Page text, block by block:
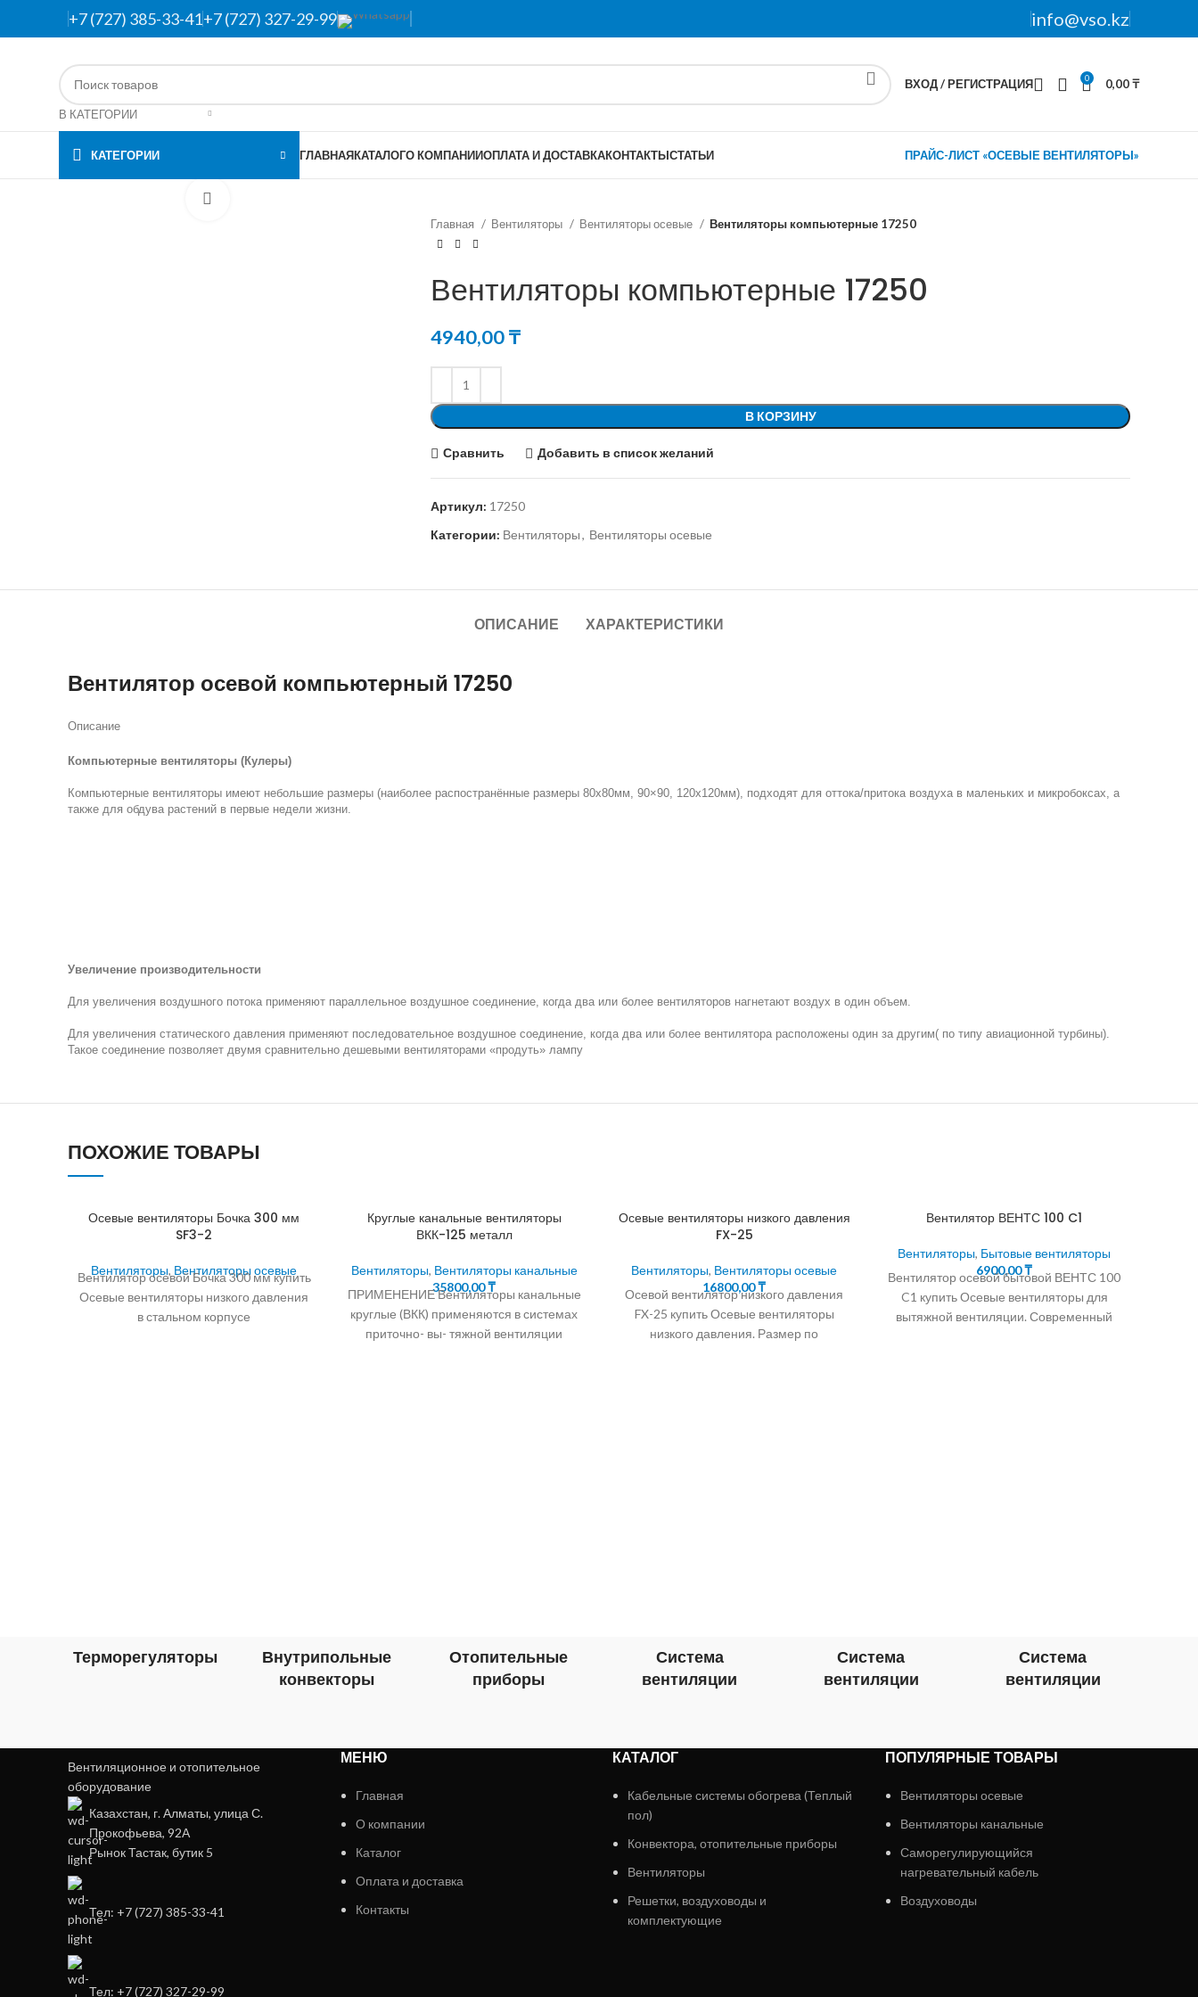
+7 (727) 385-33-41+7 (727) 327-29-99 info@vso.kz
В КАТЕГОРИИ
ВХОД / РЕГИСТРАЦИЯ 0 0,00₸
КАТЕГОРИИ ГЛАВНАЯКАТАЛОГО КОМПАНИИОПЛАТА И ДОСТАВКАКОНТАКТЫСТАТЬИ ПРАЙС-ЛИСТ «ОСЕВЫЕ ВЕНТИЛЯТОРЫ»
Главная
Вентиляторы Вентиляторы осевые Вентиляторы компьютерные 17250
Вентиляторы компьютерные 17250
4940,00₸
В КОРЗИНУ
Сравнить Добавить в список желаний
Артикул: 17250
Категории: Вентиляторы, Вентиляторы осевые
ОПИСАНИЕ ХАРАКТЕРИСТИКИ
Вентилятор осевой компьютерный 17250
Описание
Компьютерные вентиляторы (Кулеры)
Компьютерные вентиляторы имеют небольшие размеры (наиболее распостранённые размеры 80х80мм, 90×90, 120х120мм), подходят для оттока/притока воздуха в маленьких и микробоксах, а
также для обдува растений в первые недели жизни.
Увеличение производительности
Для увеличения воздушного потока применяют параллельное воздушное соединение, когда два или более вентиляторов нагнетают воздух в один объем.
Для увеличения статического давления применяют последовательное воздушное соединение, когда два или более вентилятора расположены один за другим( по типу авиационной турбины).
Такое соединение позволяет двумя сравнительно дешевыми вентиляторами «продуть» лампу
ПОХОЖИЕ ТОВАРЫ
Осевые вентиляторы Бочка 300 мм
SF3-2
Вентиляторы, Вентиляторы осевые
Вентилятор осевой Бочка 300 мм купить
Осевые вентиляторы низкого давления
в стальном корпусе
Круглые канальные вентиляторы
ВКК-125 металл
Вентиляторы, Вентиляторы канальные
35800,00₸
ПРИМЕНЕНИЕ Вентиляторы канальные
круглые (ВКК) применяются в системах
приточно- вы- тяжной вентиляции
Осевые вентиляторы низкого давления
FX-25
Вентиляторы, Вентиляторы осевые
16800,00₸
Осевой вентилятор низкого давления
FX-25 купить Осевые вентиляторы
низкого давления. Размер по
Вентилятор ВЕНТС 100 C1
Вентиляторы, Бытовые вентиляторы
6900,00₸
Вентилятор осевой бытовой ВЕНТС 100
C1 купить Осевые вентиляторы для
вытяжной вентиляции. Современный
Терморегуляторы
Внутрипольные
конвекторы
Отопительные
приборы
Система
вентиляции
Система
вентиляции
Система
вентиляции
Вентиляционное и отопительное
оборудование
Казахстан, г. Алматы, улица С.
Прокофьева, 92А
Рынок Тастак, бутик 5
Тел: +7 (727) 385-33-41
Тел: +7 (727) 327-29-99
МЕНЮ
Главная
О компании
Каталог
Оплата и доставка
Контакты
КАТАЛОГ
Кабельные системы обогрева (Теплый
пол)
Конвектора, отопительные приборы
Вентиляторы
Решетки, воздуховоды и
комплектующие
ПОПУЛЯРНЫЕ ТОВАРЫ
Вентиляторы осевые
Вентиляторы канальные
Саморегулирующийся
нагревательный кабель
Воздуховоды